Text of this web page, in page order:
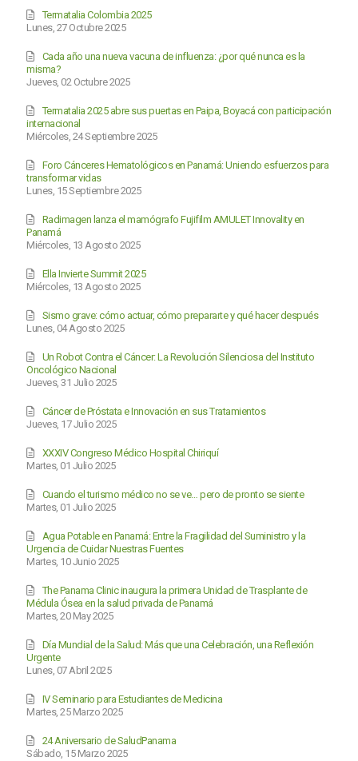
Lunes, 27 Octubre 2025
Termatalia Colombia 2025
Jueves, 02 Octubre 2025
Cada año una nueva vacuna de influenza: ¿por qué nunca es la
misma?
Miércoles, 24 Septiembre 2025
Termatalia 2025 abre sus puertas en Paipa, Boyacá con participación
internacional
Lunes, 15 Septiembre 2025
Foro Cánceres Hematológicos en Panamá: Uniendo esfuerzos para
transformar vidas
Miércoles, 13 Agosto 2025
Radimagen lanza el mamógrafo Fujifilm AMULET Innovality en
Panamá
Miércoles, 13 Agosto 2025
Ella Invierte Summit 2025
Lunes, 04 Agosto 2025
Sismo grave: cómo actuar, cómo prepararte y qué hacer después
Jueves, 31 Julio 2025
Un Robot Contra el Cáncer: La Revolución Silenciosa del Instituto
Oncológico Nacional
Jueves, 17 Julio 2025
Cáncer de Próstata e Innovación en sus Tratamientos
Martes, 01 Julio 2025
XXXIV Congreso Médico Hospital Chiriquí
Martes, 01 Julio 2025
Cuando el turismo médico no se ve… pero de pronto se siente
Martes, 10 Junio 2025
Agua Potable en Panamá: Entre la Fragilidad del Suministro y la
Urgencia de Cuidar Nuestras Fuentes
Martes, 20 May 2025
The Panama Clinic inaugura la primera Unidad de Trasplante de
Médula Ósea en la salud privada de Panamá
Lunes, 07 Abril 2025
Día Mundial de la Salud: Más que una Celebración, una Reflexión
Urgente
Martes, 25 Marzo 2025
IV Seminario para Estudiantes de Medicina
Sábado, 15 Marzo 2025
24 Aniversario de SaludPanama